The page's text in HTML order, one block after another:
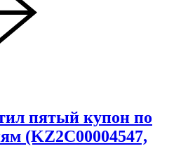
пятый купон по
(KZ2C00004547,